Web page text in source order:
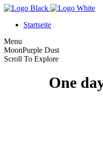
Startseite
Menu
MoonPurple Dust
Scroll To Explore
One